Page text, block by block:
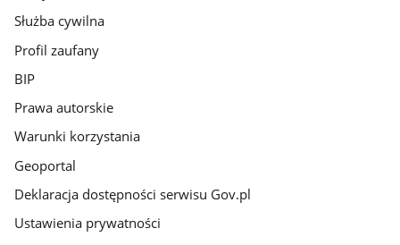
Służba cywilna
Profil zaufany
BIP
Prawa autorskie
Warunki korzystania
Geoportal
Deklaracja dostępności serwisu Gov.pl
Ustawienia prywatności